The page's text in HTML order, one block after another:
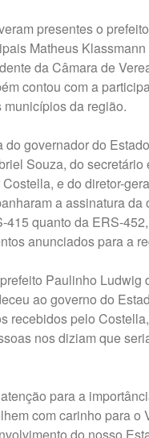
presentes o
Matheus
da Câmara de
contou com a
municípios da região.
governador do
Souza, do secretário
e do diretor-
a assinatura da
quanto da ERS-
anunciados para a
Paulinho
ao governo do
recebidos pelo
nos diziam que
para a
com carinho para